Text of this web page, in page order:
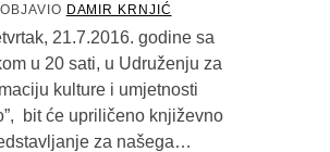
OBJAVIO DAMIR KRNJIĆ
21.7.2016. godine sa
u 20 sati, u Udruženju za
kulture i umjetnosti
bit će upriličeno književno
za našega…